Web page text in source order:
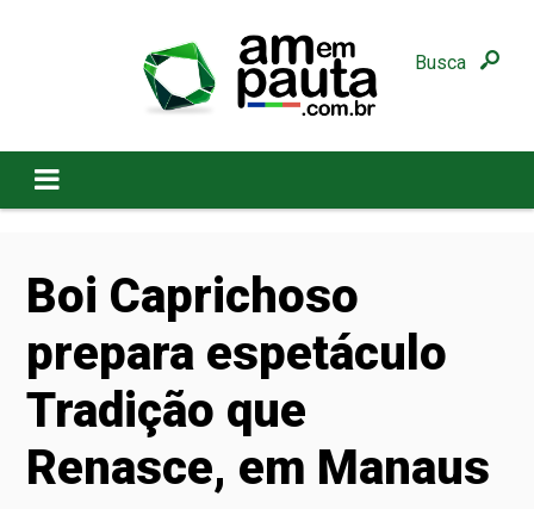
Busca
Boi Caprichoso
prepara espetáculo
Tradição que
Renasce, em Manaus